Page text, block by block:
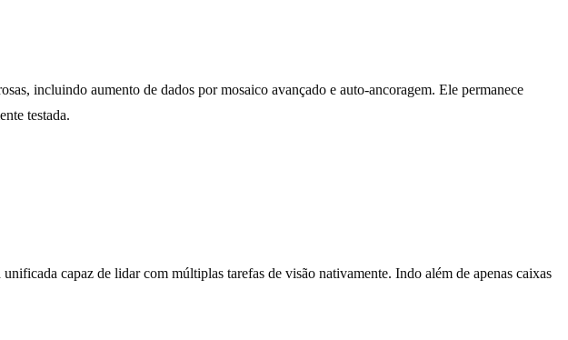
incluindo aumento de dados por mosaico avançado e auto-ancoragem. Ele permanece
testada.
capaz de lidar com múltiplas tarefas de visão nativamente. Indo além de apenas caixas